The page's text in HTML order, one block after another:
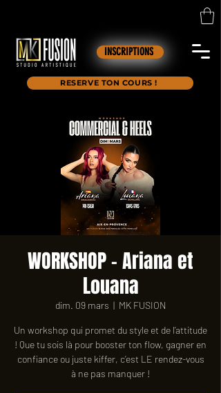
INSCRIPTIONS
RESERVE TON COURS !
WORKSHOP - Ariana et
Louana
dim. 09 mars
  |
MK FUSION
Un workshop qui promet du style et de l’attitude
! Que tu sois là pour booster ton flow, gagner en
confiance ou juste kiffer, c’est LE rendez-vous